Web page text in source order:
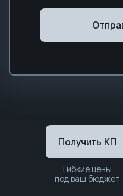
Получить КП
Гибкие цены
под ваш бюджет